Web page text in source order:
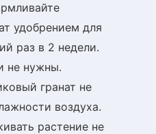
удобрением для
раз в 2 недели.
не нужны.
гранат не
воздуха.
растение не